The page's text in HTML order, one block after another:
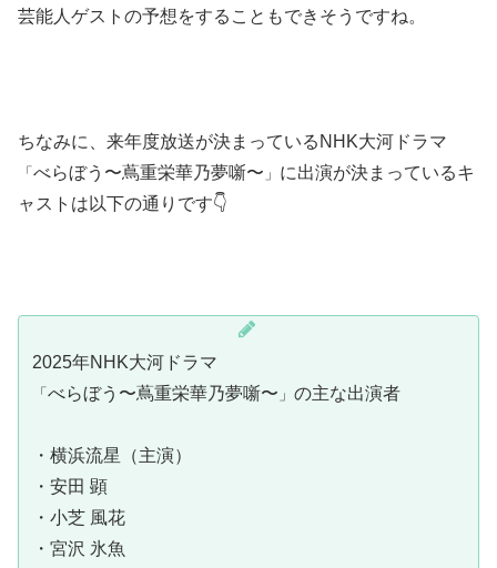
芸能人ゲストの予想をすることもできそうですね。
ちなみに、来年度放送が決まっているNHK大河ドラマ
「べらぼう〜蔦重栄華乃夢噺〜 」 に出演が決まっているキ
ャストは以下の通りです👇
2025年NHK大河ドラマ
「べらぼう〜蔦重栄華乃夢噺〜 」 の主な出演者
・横浜流星（主演）
・安田 顕
・小芝 風花
・宮沢 氷魚